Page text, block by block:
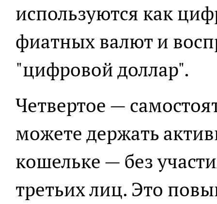
используются как
фиатных валют и
"цифровой доллар".
Четвертое —
можете держать
кошельке — без
третьих лиц. Это